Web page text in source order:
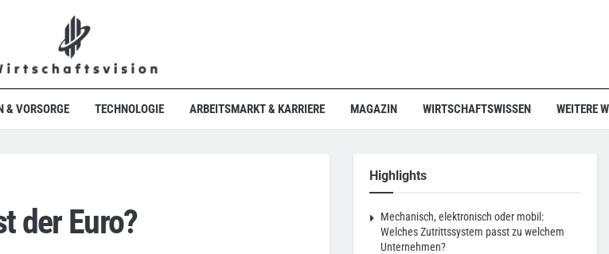
& VORSORGE TECHNOLOGIE ARBEITSMARKT & KARRIERE MAGAZIN WIRTSCHAFTSWISSEN WEITERE
der Euro?
Highlights
Mechanisch, elektronisch oder mobil:
Welches Zutrittssystem passt zu welchem
Unternehmen?